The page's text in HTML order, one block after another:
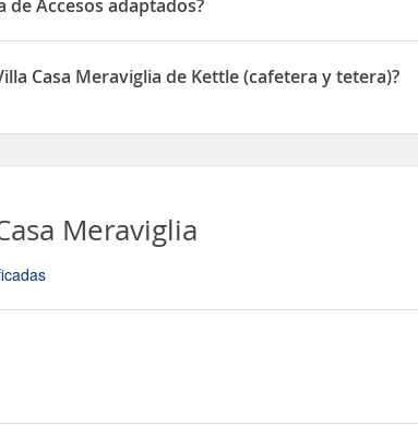
de Accesos adaptados?
Accesos adaptados
Casa Meraviglia de Kettle (cafetera y tetera)?
Meraviglia